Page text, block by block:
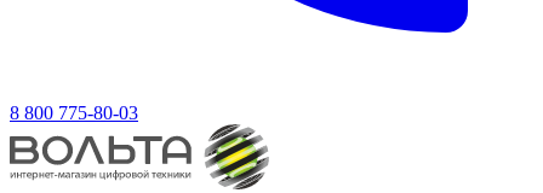
8 800 775-80-03